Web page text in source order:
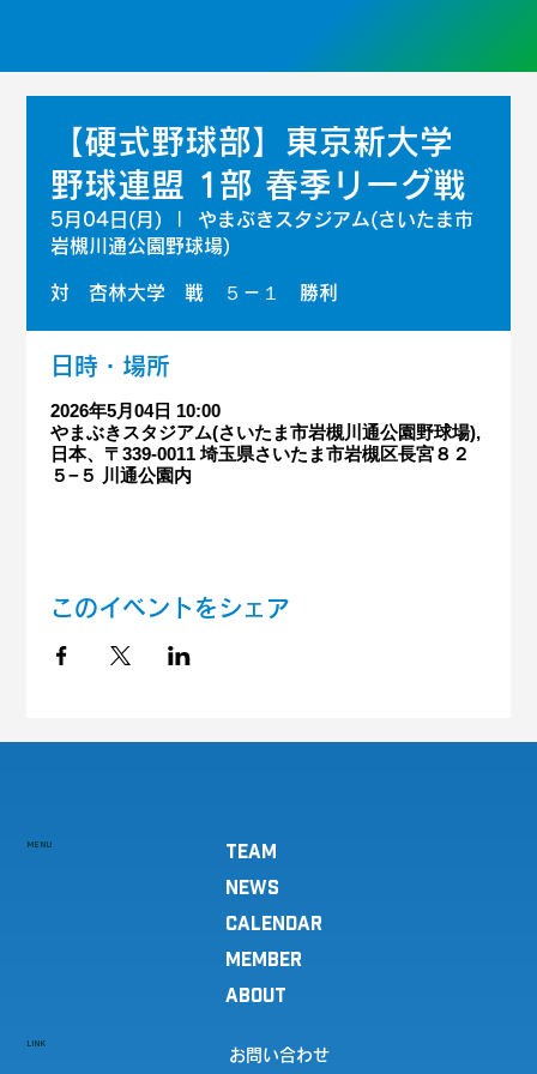
【硬式野球部】東京新大学
野球連盟 1部 春季リーグ戦
5月04日(月)
やまぶきスタジアム(さいたま市
岩槻川通公園野球場)
対 杏林大学 戦 ５－１ 勝利
日時・場所
2026年5月04日 10:00
やまぶきスタジアム(さいたま市岩槻川通公園野球場),
日本、〒339-0011 埼玉県さいたま市岩槻区長宮８２
５−５ 川通公園内
このイベントをシェア
MENU
TEAM
NEWS
CALENDAR
MEMBER
ABOUT
LINK
お問い合わせ